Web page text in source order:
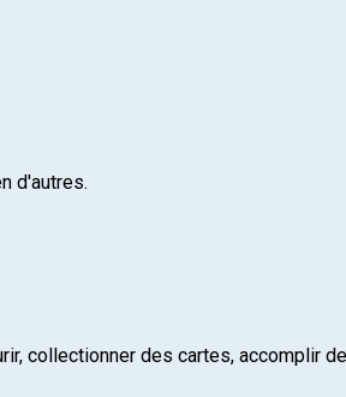
d'autres.
collectionner des cartes, accomplir